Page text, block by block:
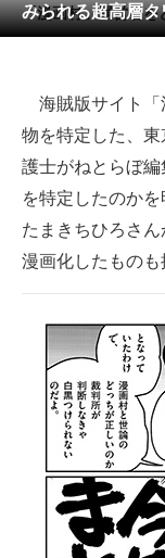
メディア
ITの今と未来を見
スマホと通信の最
進化するPCとデバ
好きが集まる 比
AI活用のいまが分
企業ITのトレンド
経営リーダーの
マーケ×ITの今が
ITエンジニア向け
みられる超高層
「漫画村」運営者を
海賊版サイト「
物を特定した、
護士がねとらぼ
を特定したのか
たまきちひろさ
漫画化したものも